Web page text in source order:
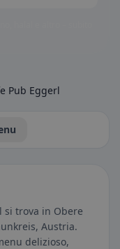
Pub Eggerl
trova in Obere
Austria.
delizioso,